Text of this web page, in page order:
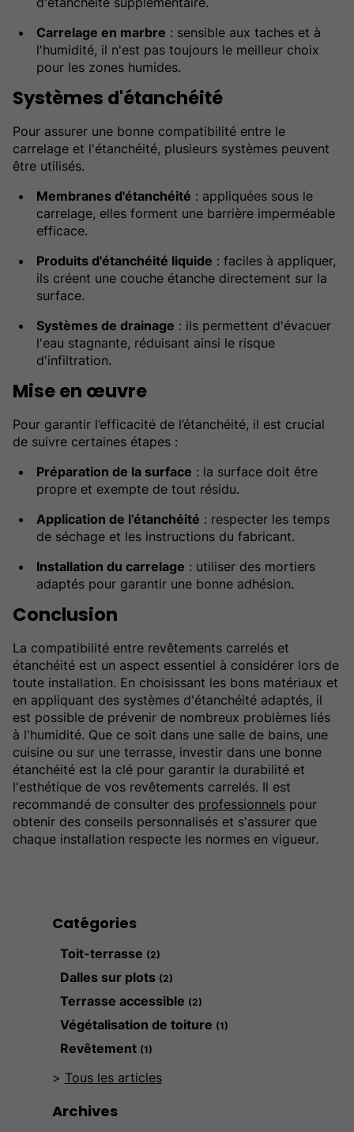
Catégories
Toit-terrasse (2)
Dalles sur plots (2)
Terrasse accessible (2)
Végétalisation de toiture (1)
Revêtement (1)
Tous les articles
Archives
Carrelage en marbre : sensible aux taches et à
l'humidité, il n'est pas toujours le meilleur choix
pour les zones humides.
Systèmes d'étanchéité
Pour assurer une bonne compatibilité entre le
carrelage et l'étanchéité, plusieurs systèmes peuvent
être utilisés.
Membranes d'étanchéité : appliquées sous le
carrelage, elles forment une barrière imperméable
efficace.
Produits d'étanchéité liquide : faciles à appliquer,
ils créent une couche étanche directement sur la
surface.
Systèmes de drainage : ils permettent d'évacuer
l'eau stagnante, réduisant ainsi le risque
d'infiltration.
Mise en œuvre
Pour garantir l’efficacité de l’étanchéité, il est crucial
de suivre certaines étapes :
Préparation de la surface : la surface doit être
propre et exempte de tout résidu.
Application de l’étanchéité : respecter les temps
de séchage et les instructions du fabricant.
Installation du carrelage : utiliser des mortiers
adaptés pour garantir une bonne adhésion.
Conclusion
La compatibilité entre revêtements carrelés et
étanchéité est un aspect essentiel à considérer lors de
toute installation. En choisissant les bons matériaux et
en appliquant des systèmes d'étanchéité adaptés, il
est possible de prévenir de nombreux problèmes liés
à l'humidité. Que ce soit dans une salle de bains, une
cuisine ou sur une terrasse, investir dans une bonne
étanchéité est la clé pour garantir la durabilité et
l'esthétique de vos revêtements carrelés. Il est
recommandé de consulter des professionnels pour
obtenir des conseils personnalisés et s'assurer que
chaque installation respecte les normes en vigueur.